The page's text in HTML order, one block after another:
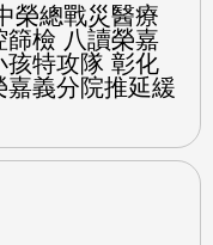
榮總戰災醫療
篩檢 八讀榮嘉
孩特攻隊 彰化
義分院推延緩